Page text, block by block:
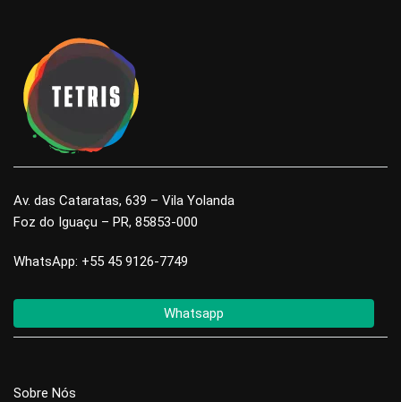
Av. das Cataratas, 639 – Vila Yolanda
Foz do Iguaçu – PR, 85853-000
WhatsApp: +55 45 9126-7749
Whatsapp
Sobre Nós